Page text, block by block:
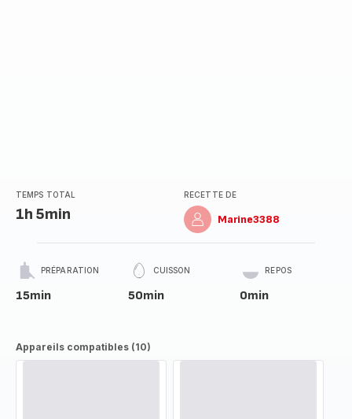
TEMPS TOTAL
1h 5min
RECETTE DE
Marine3388
PRÉPARATION
15min
CUISSON
50min
REPOS
0min
Appareils compatibles (10)